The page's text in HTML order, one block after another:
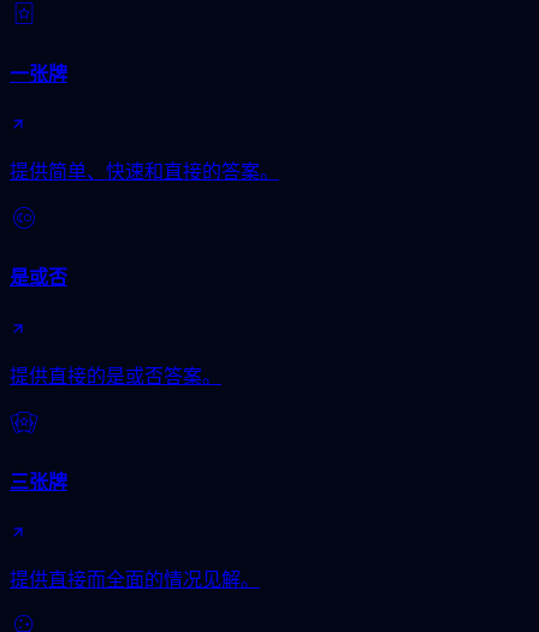
一张牌
提供简单、快速和直接的答案。
是或否
提供直接的是或否答案。
三张牌
提供直接而全面的情况见解。